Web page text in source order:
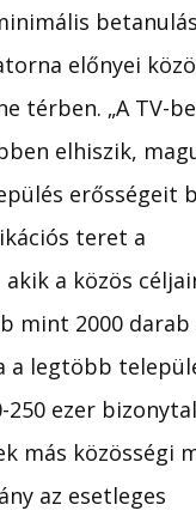
előnyei
térben. „A TV-
elhiszik,
erősségeit
teret a
a közös
mint 2000 darab
a legtöbb
ezer
más közösségi
az esetleges